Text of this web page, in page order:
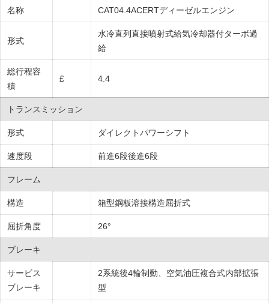
名称 CAT04.4ACERTディーゼルエンジン
形式
水冷直列直接噴射式給気冷却器付ターボ過
給
総行程容
積
£ 4.4
トランスミッション
形式 ダイレクトパワーシフト
速度段 前進6段後進6段
フレーム
構造 箱型鋼板溶接構造屈折式
屈折角度 26°
ブレーキ
サービス
ブレーキ
2系統後4輪制動、空気油圧複合式内部拡張
型